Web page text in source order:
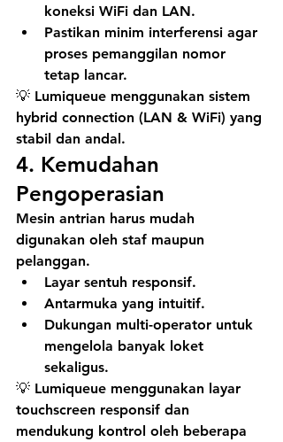
koneksi WiFi dan LAN.
Pastikan minim interferensi agar
proses pemanggilan nomor
tetap lancar.
💡 Lumiqueue menggunakan sistem
hybrid connection (LAN & WiFi) yang
stabil dan andal.
4. Kemudahan
Pengoperasian
Mesin antrian harus mudah
digunakan oleh staf maupun
pelanggan.
Layar sentuh responsif.
Antarmuka yang intuitif.
Dukungan multi-operator untuk
mengelola banyak loket
sekaligus.
💡 Lumiqueue menggunakan layar
touchscreen responsif dan
mendukung kontrol oleh beberapa